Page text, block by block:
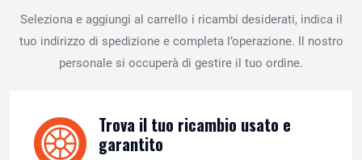
Seleziona e aggiungi al carrello i ricambi desiderati, indica il
tuo indirizzo di spedizione e completa l’operazione. Il nostro
personale si occuperà di gestire il tuo ordine.
Trova il tuo ricambio usato e
garantito